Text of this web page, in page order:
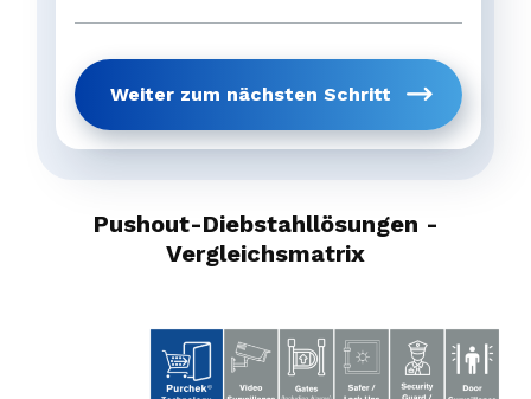
Weiter zum nächsten Schritt
Pushout-Diebstahllösungen -
Vergleichsmatrix